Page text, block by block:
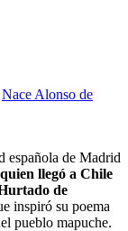
Nace Alonso de
española de Madrid
llegó a Chile
de
inspiró su poema
pueblo mapuche.